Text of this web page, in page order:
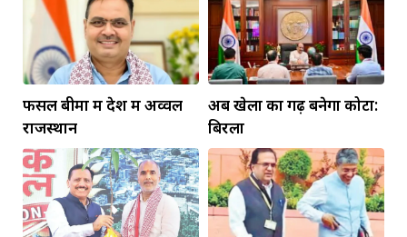
फसल बीमा में देश में अव्वल
राजस्थान
अब खेलों का गढ़ बनेगा कोटा:
बिरला